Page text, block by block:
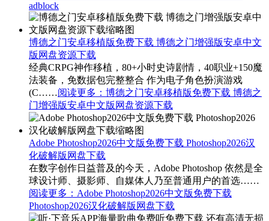
adblock
博德之门安卓移植版免费下载 博德之门增强版安卓中文
版网盘资源下载
经典CRPG神作移植，80+小时史诗剧情，40职业+150魔
法装备，免数据包完整整合 作为电子角色扮演游戏
(C……阅读更多 ：博德之门安卓移植版免费下载 博德之
门增强版安卓中文版网盘资源下载
Adobe Photoshop2026中文版免费下载 Photoshop2026汉
化破解版网盘下载
在数字创作日益普及的今天，Adobe Photoshop 依然是全
球设计师、摄影师、自媒体人乃至普通用户的首选……
阅读更多 ：Adobe Photoshop2026中文版免费下载
Photoshop2026汉化破解版网盘下载